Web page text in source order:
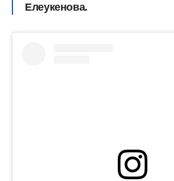
Елеукенова.